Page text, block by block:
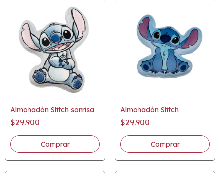
Almohadón Stitch sonrisa
$29.900
Almohadón Stitch
$29.900